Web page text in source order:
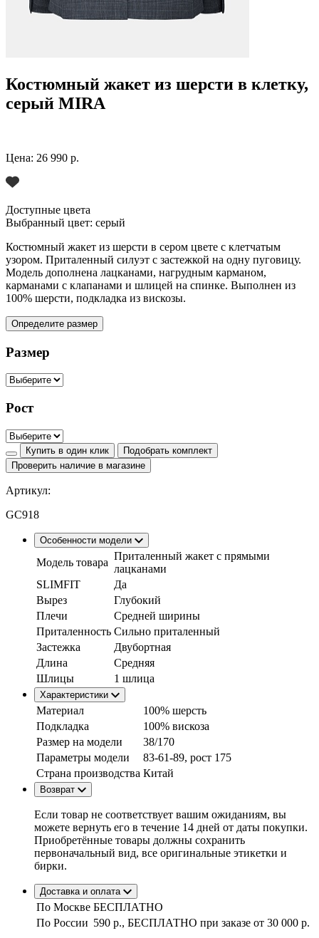
Костюмный жакет из шерсти в клетку,
серый MIRA
Цена: 26 990 р.
Доступные цвета
Выбранный цвет: серый
Костюмный жакет из шерсти в сером цвете с клетчатым
узором. Приталенный силуэт с застежкой на одну пуговицу.
Модель дополнена лацканами, нагрудным карманом,
карманами с клапанами и шлицей на спинке. Выполнен из
100% шерсти, подкладка из вискозы.
Определите размер
Размер
Рост
Купить в один клик
Подобрать комплект
Проверить наличие в магазине
Артикул:
GC918
Особенности модели
Модель товара
Приталенный жакет с прямыми
лацканами
SLIMFIT
Да
Вырез
Глубокий
Плечи
Средней ширины
Приталенность Сильно приталенный
Застежка
Двубортная
Длина
Средняя
Шлицы
1 шлица
Характеристики
Материал
100% шерсть
Подкладка
100% вискоза
Размер на модели
38/170
Параметры модели
83-61-89, рост 175
Страна производства Китай
Возврат
Если товар не соответствует вашим ожиданиям, вы
можете вернуть его в течение 14 дней от даты покупки.
Приобретённые товары должны сохранить
первоначальный вид, все оригинальные этикетки и
бирки.
Доставка и оплата
По Москве БЕСПЛАТНО
По России 590 р., БЕСПЛАТНО при заказе от 30 000 р.